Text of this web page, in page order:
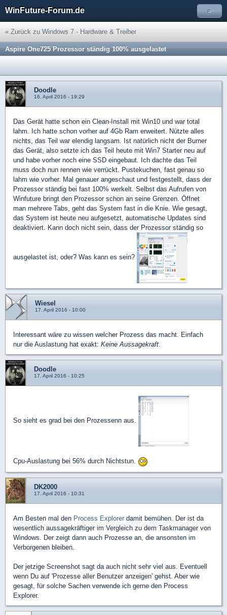
WinFuture-Forum.de »
« Zurück zu Windows 7 - Hardware & Treiber
Aspire One725 Prozessor ständig 100% ausgelastet
Doodle
16. April 2016 - 19:29
Das Gerät hatte schon ein Clean-Install mit Win10 und war total
lahm. Ich hatte schon vorher auf 4Gb Ram erweitert. Nützte alles
nichts, das Teil war elendig langsam. Ist natürlich nicht der Burner
das Gerät, also setzte ich das Teil heute mit Win7 Starter neu auf
und habe vorher noch eine SSD eingebaut. Ich dachte das Teil
muss doch nun rennen wie verrückt. Pustekuchen, fast genau so
lahm wie vorher. Mal genauer angeschaut und festgestellt, dass der
Prozessor ständig bei fast 100% werkelt. Selbst das Aufrufen von
Winfuture bringt den Prozessor schon an seine Grenzen. Öffnet
man mehrere Tabs, geht das System fast in die Knie. Wie gesagt,
das System ist heute neu aufgesetzt, automatische Updates sind
deaktiviert. Kann doch nicht sein, dass der Prozessor ständig so
ausgelastet ist, oder? Was kann es sein?
Wiesel
17. April 2016 - 10:00
Interessant wäre zu wissen welcher Prozess das macht. Einfach
nur die Auslastung hat exakt: Keine Aussagekraft.
Doodle
17. April 2016 - 10:25
So sieht es grad bei den Prozessenn aus.
Cpu-Auslastung bei 56% durch Nichtstun.
DK2000
17. April 2016 - 10:31
Am Besten mal den Process Explorer damit bemühen. Der ist da
wesentlich aussagekräftiger im Vergleich zu dem Taskmanager von
Windows. Der zeigt dann auch Prozesse an, die ansonsten im
Verborgenen bleiben.
Der jetzige Screenshot sagt da auch nicht sehr viel aus. Eventuell
wenn Du auf 'Prozesse aller Benutzer anzeigen' gehst. Aber wie
gesagt, für solche Sachen verwende ich gerne den Process
Explorer.